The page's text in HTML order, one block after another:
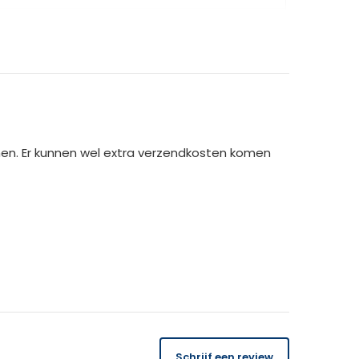
cm
Er kunnen wel extra verzendkosten komen